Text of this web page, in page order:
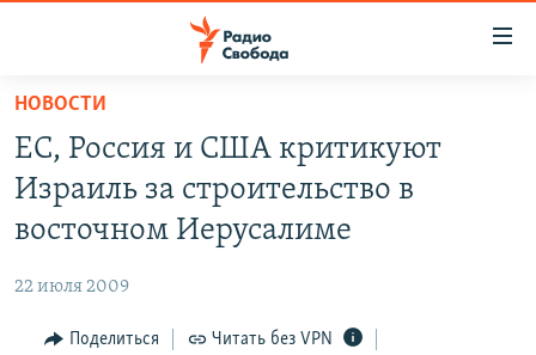
упрощенного
доступа
Вернуться
основному
Вернутся
ПОДКАСТЫ
АВТОРСКИЕ ПРОЕКТЫ
МНЕНИЯ
КУЛЬТУРА
НОВОСТИ
ЕС, Россия и США критикуют
Израиль за строительство в
восточном Иерусалиме
22 июля 2009
Поделиться Читать без VPN